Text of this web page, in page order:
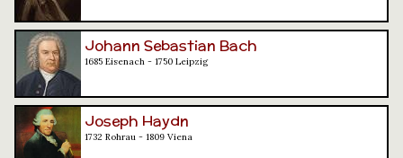
Johann Sebastian Bach
1685 Eisenach - 1750 Leipzig
Joseph Haydn
1732 Rohrau - 1809 Viena